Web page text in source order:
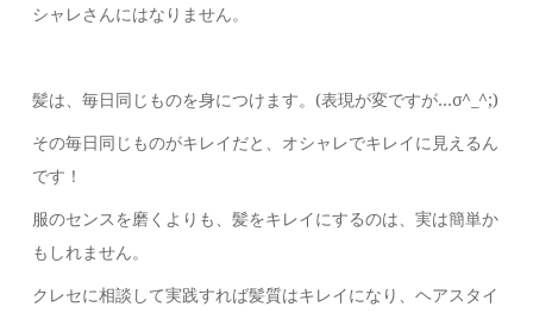
シャレさんにはなりません。
髪は、毎日同じものを身につけます。(表現が変ですが…σ^_^;)
その毎日同じものがキレイだと、オシャレでキレイに見えるん
です！
服のセンスを磨くよりも、髪をキレイにするのは、実は簡単か
もしれません。
クレセに相談して実践すれば髪質はキレイになり、ヘアスタイ